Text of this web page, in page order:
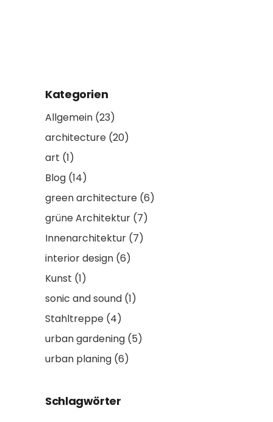
Kategorien
Allgemein (23)
architecture (20)
art (1)
Blog (14)
green architecture (6)
grüne Architektur (7)
Innenarchitektur (7)
interior design (6)
Kunst (1)
sonic and sound (1)
Stahltreppe (4)
urban gardening (5)
urban planing (6)
Schlagwörter